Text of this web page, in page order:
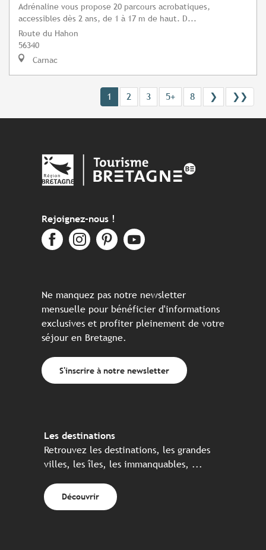
Adrénaline vous propose 20 parcours acrobatiques,
accessibles dès 2 ans, de 1 à 17 m de haut. D...
Route du Hahon
56340
Carnac
1 2 3 5+ 8 ❯ ❯❯
Rejoignez-nous !
Ne manquez pas notre newsletter
mensuelle pour bénéficier d'informations
exclusives et profiter pleinement de votre
séjour en Bretagne.
S'inscrire à notre newsletter
Les destinations
Retrouvez les destinations, les grandes
villes, les îles, les immanquables, ...
Découvrir